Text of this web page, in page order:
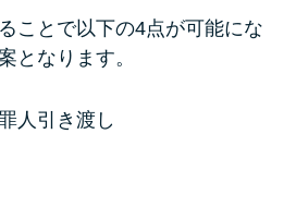
ことで以下の4点が可能にな
となります。
人引き渡し